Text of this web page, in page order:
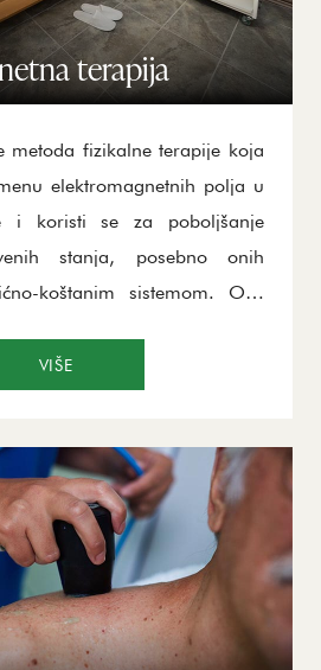
rehabilitaciju.
terapija
metoda fizikalne terapije koja
elektromagnetnih polja u
i koristi se za poboljšanje
stanja, posebno onih
koštanim sistemom. Ova
cirkulaciju, ubrzava
terapiji, poznata po svojoj
spektru primene i visokoj
pacijenata, uz mali broj
VIŠE